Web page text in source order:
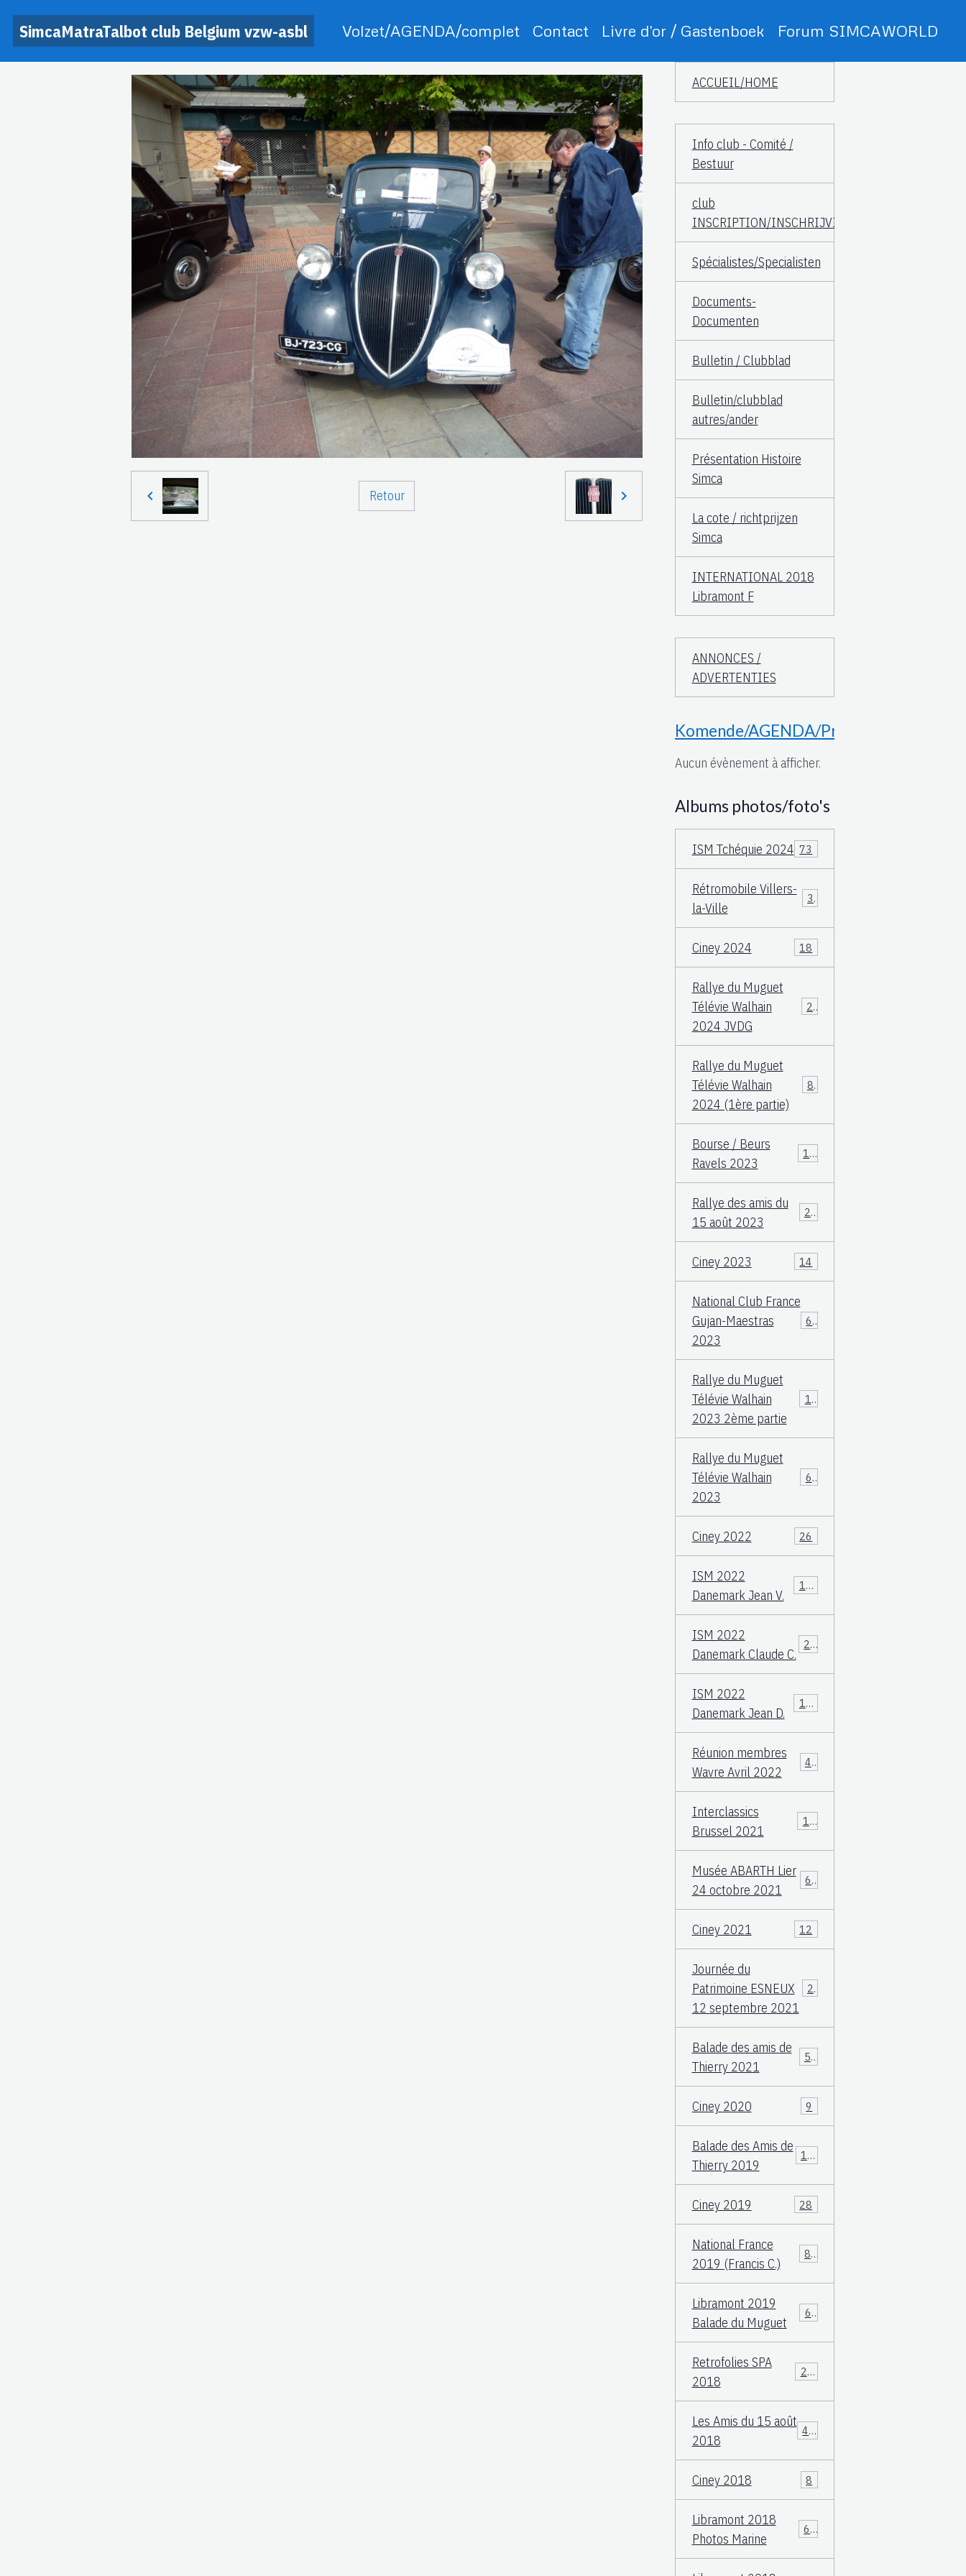
SimcaMatraTalbot club Belgium vzw-asbl Volzet/AGENDA/complet Contact Livre d'or / Gastenboek Forum SIMCAWORLD
Retour
ACCUEIL/HOME
Info club - Comité /
Bestuur
club
INSCRIPTION/INSCHRIJVING
Spécialistes/Specialisten
Documents-
Documenten
Bulletin / Clubblad
Bulletin/clubblad
autres/ander
Présentation Histoire
Simca
La cote / richtprijzen
Simca
INTERNATIONAL 2018
Libramont F
ANNONCES /
ADVERTENTIES
Komende/AGENDA/Proche
Aucun évènement à afficher.
Albums photos/foto's
ISM Tchéquie 2024 73
Rétromobile Villers-
la-Ville
3
Ciney 2024 18
Rallye du Muguet
Télévie Walhain
2024 JVDG
23
Rallye du Muguet
Télévie Walhain
2024 (1ère partie)
88
Bourse / Beurs
Ravels 2023
12
Rallye des amis du
15 août 2023
25
Ciney 2023 14
National Club France
Gujan-Maestras
2023
64
Rallye du Muguet
Télévie Walhain
2023 2ème partie
135
Rallye du Muguet
Télévie Walhain
2023
60
Ciney 2022 26
ISM 2022
Danemark Jean V.
106
ISM 2022
Danemark Claude C.
23
ISM 2022
Danemark Jean D.
108
Réunion membres
Wavre Avril 2022
49
Interclassics
Brussel 2021
17
Musée ABARTH Lier
24 octobre 2021
60
Ciney 2021 12
Journée du
Patrimoine ESNEUX
12 septembre 2021
23
Balade des amis de
Thierry 2021
57
Ciney 2020 9
Balade des Amis de
Thierry 2019
117
Ciney 2019 28
National France
2019 (Francis C.)
83
Libramont 2019
Balade du Muguet
60
Retrofolies SPA
2018
25
Les Amis du 15 août
2018
40
Ciney 2018 8
Libramont 2018
Photos Marine
66